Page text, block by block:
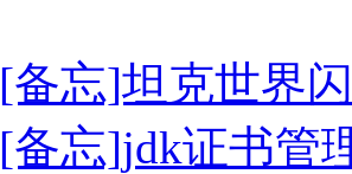
[备忘]坦克世界
[备忘]jdk证书管